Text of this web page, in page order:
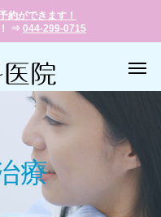
約ができます！
！ ⇒ 044-299-0715
療